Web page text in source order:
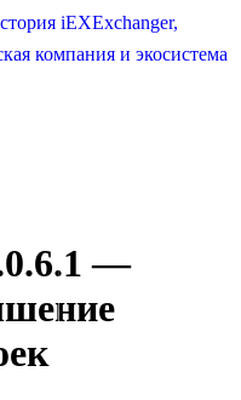
iEXExchanger,
компания и экосистема
—